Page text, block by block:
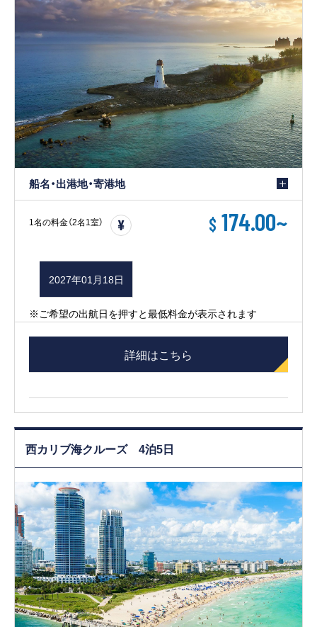
船名・出港地・寄港地
1名の料金（2名1室） $ 174.00~
2027年01月18日
※ご希望の出航日を押すと最低料金が表示されます
詳細はこちら
西カリブ海クルーズ 4泊5日